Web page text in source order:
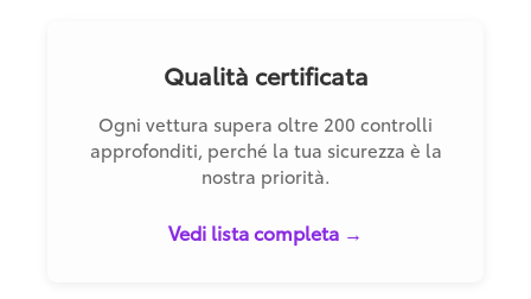
Qualità certificata
Ogni vettura supera oltre 200 controlli
approfonditi, perché la tua sicurezza è la
nostra priorità.
Vedi lista completa →